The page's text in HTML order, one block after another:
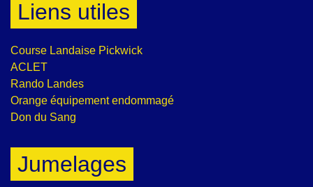
Liens utiles
Course Landaise Pickwick
ACLET
Rando Landes
Orange équipement endommagé
Don du Sang
Jumelages